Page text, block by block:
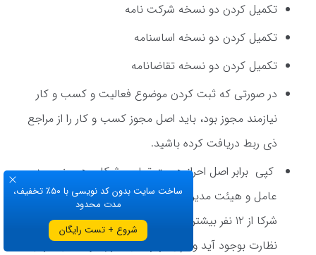
تکمیل کردن دو نسخه شرکت نامه
تکمیل کردن دو نسخه اساسنامه
تکمیل کردن دو نسخه تقاضانامه
در صورتی که ثبت کردن موضوع فعالیت و کسب و کار
نیازمند مجوز بود، باید اصل مجوز کسب و کار را از مراجع
ذی ربط دریافت کرده باشید.
کپی برابر اصل احراز هویت تمامی شرکا و همچنین مدیر
عامل و هیئت مدیره باید تهیه شود و در صورتی که تعداد
شرکا از 12 نفر بیشتر باشد باید هیئتی نیز به نام هیئت
نظارت بوجود آید و کپی برابر اصل احراز هویت آن نیز تهیه
ساخت سایت بدون کد نویسی با ۵۰٪ تخفیف،
مدت محدود
شروع + تست رایگان